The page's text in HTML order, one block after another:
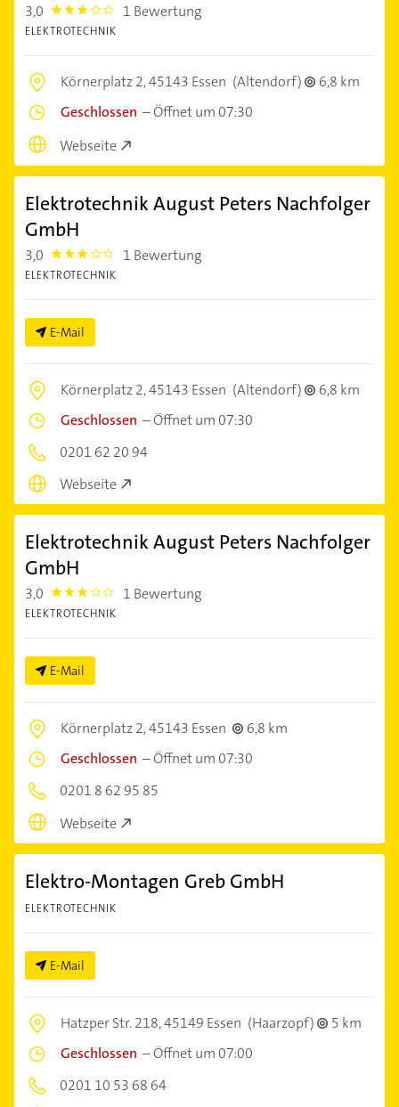
3,0 3.0 1 Bewertung
ELEKTROTECHNIK
Körnerplatz 2,45143 Essen (Altendorf)
6,8 km
Geschlossen –Öffnet um 07:30
Webseite
Elektrotechnik August Peters Nachfolger
GmbH
3,0 3.0 1 Bewertung
ELEKTROTECHNIK
E-Mail
Körnerplatz 2,45143 Essen (Altendorf)
6,8 km
Geschlossen –Öffnet um 07:30
0201 62 20 94
Webseite
Elektrotechnik August Peters Nachfolger
GmbH
3,0 3.0 1 Bewertung
ELEKTROTECHNIK
E-Mail
Körnerplatz 2,45143 Essen
6,8 km
Geschlossen –Öffnet um 07:30
0201 8 62 95 85
Webseite
Elektro-Montagen Greb GmbH
ELEKTROTECHNIK
E-Mail
Hatzper Str. 218,45149 Essen (Haarzopf)
5 km
Geschlossen –Öffnet um 07:00
0201 10 53 68 64